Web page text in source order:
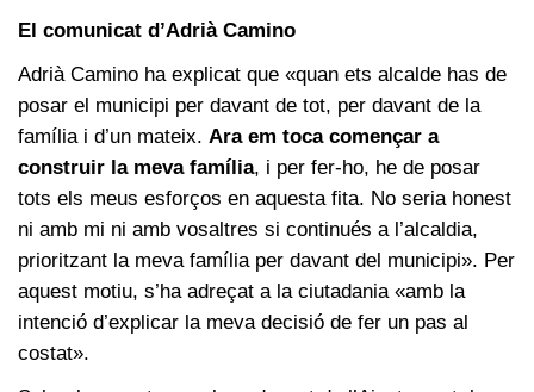
El comunicat d’Adrià Camino
Adrià Camino ha explicat que «quan ets alcalde has de
posar el municipi per davant de tot, per davant de la
família i d’un mateix. Ara em toca començar a
construir la meva família, i per fer-ho, he de posar
tots els meus esforços en aquesta fita. No seria honest
ni amb mi ni amb vosaltres si continués a l’alcaldia,
prioritzant la meva família per davant del municipi». Per
aquest motiu, s’ha adreçat a la ciutadania «amb la
intenció d’explicar la meva decisió de fer un pas al
costat».